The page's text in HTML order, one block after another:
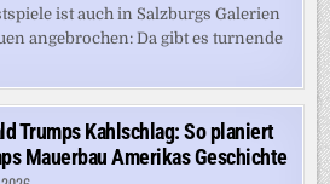
ist auch in Salzburgs Galerien
angebrochen: Da gibt es turnende
Trumps Kahlschlag: So planiert
Mauerbau Amerikas Geschichte